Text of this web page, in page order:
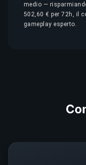
medio —
502,60 € per 72h, il
gameplay esperto.